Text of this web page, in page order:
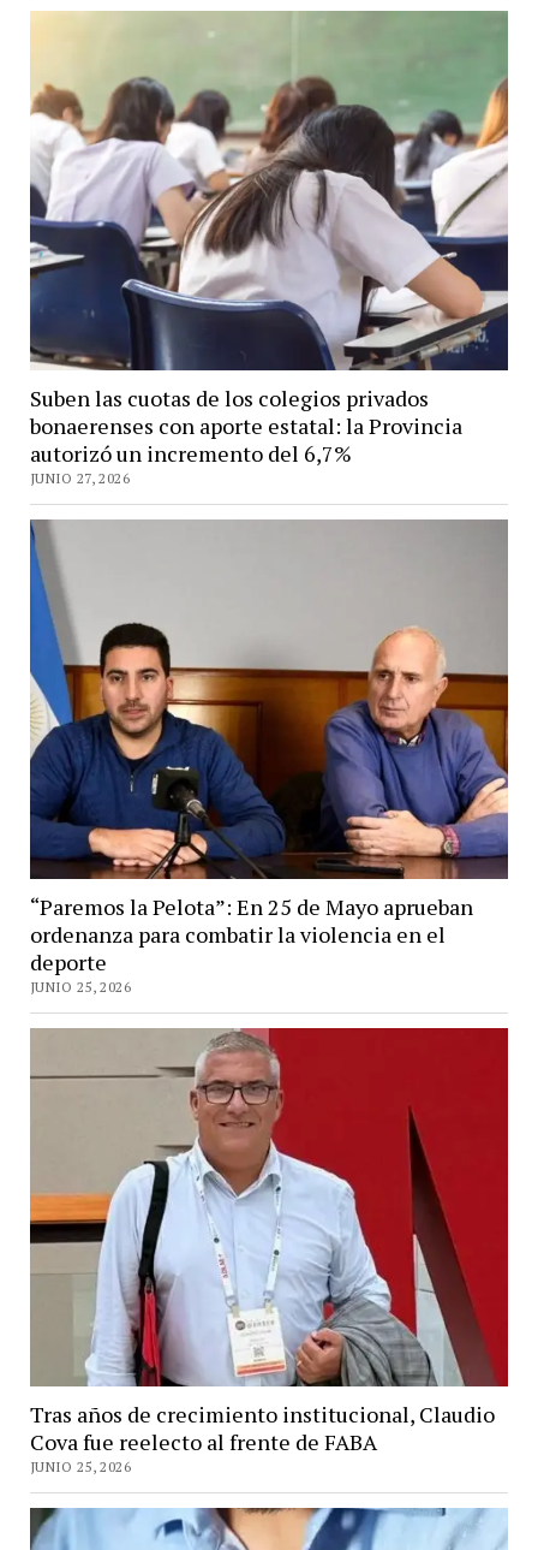
Suben las cuotas de los colegios privados
bonaerenses con aporte estatal: la Provincia
autorizó un incremento del 6,7%
JUNIO 27, 2026
“Paremos la Pelota”: En 25 de Mayo aprueban
ordenanza para combatir la violencia en el
deporte
JUNIO 25, 2026
Tras años de crecimiento institucional, Claudio
Cova fue reelecto al frente de FABA
JUNIO 25, 2026